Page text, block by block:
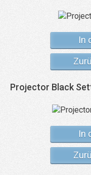
In
Projector Black
In